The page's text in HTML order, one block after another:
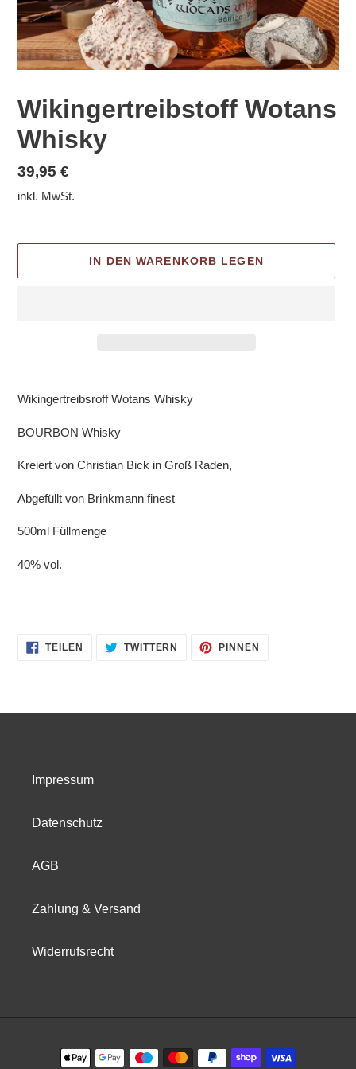
Wikingertreibstoff Wotans
Whisky
Normaler
Preis
39,95 €
inkl. MwSt.
IN DEN WARENKORB LEGEN
wird
Warenkorb
Wikingertreibsroff Wotans Whisky
BOURBON Whisky
Kreiert von Christian Bick in Groß Raden,
Abgefüllt von Brinkmann finest
500ml Füllmenge
40% vol.
TEILEN
FACEBOOK
TWITTERN
AUF
TWITTER
PINNEN
Impressum
Datenschutz
AGB
Zahlung & Versand
Widerrufsrecht
Zahlungsmethoden